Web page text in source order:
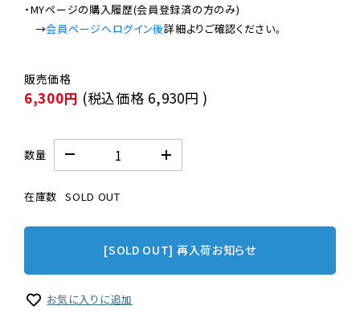
・MYページの購入履歴(会員登録済の方のみ)
→会員ページへログイン後
6,300円 (税込価格 6,930円 )
数量
在庫数 SOLD OUT
[SOLD OUT] 再入荷お知らせ
お気に入りに追加